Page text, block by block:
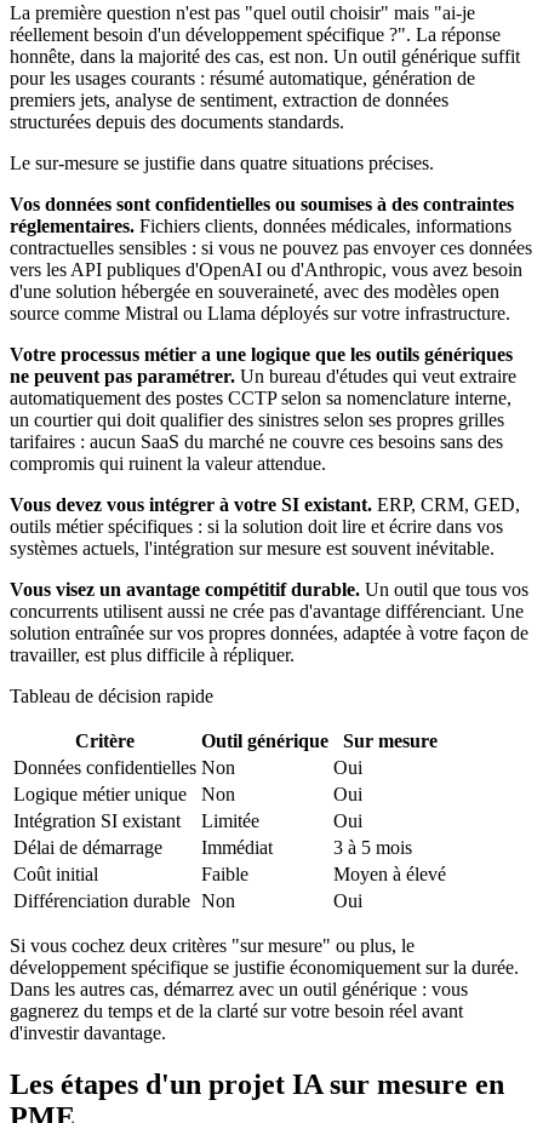
La première question n'est pas "quel outil choisir" mais "ai-je
réellement besoin d'un développement spécifique ?". La réponse
honnête, dans la majorité des cas, est non. Un outil générique suffit
pour les usages courants : résumé automatique, génération de
premiers jets, analyse de sentiment, extraction de données
structurées depuis des documents standards.
Le sur-mesure se justifie dans quatre situations précises.
Vos données sont confidentielles ou soumises à des contraintes
réglementaires. Fichiers clients, données médicales, informations
contractuelles sensibles : si vous ne pouvez pas envoyer ces données
vers les API publiques d'OpenAI ou d'Anthropic, vous avez besoin
d'une solution hébergée en souveraineté, avec des modèles open
source comme Mistral ou Llama déployés sur votre infrastructure.
Votre processus métier a une logique que les outils génériques
ne peuvent pas paramétrer. Un bureau d'études qui veut extraire
automatiquement des postes CCTP selon sa nomenclature interne,
un courtier qui doit qualifier des sinistres selon ses propres grilles
tarifaires : aucun SaaS du marché ne couvre ces besoins sans des
compromis qui ruinent la valeur attendue.
Vous devez vous intégrer à votre SI existant. ERP, CRM, GED,
outils métier spécifiques : si la solution doit lire et écrire dans vos
systèmes actuels, l'intégration sur mesure est souvent inévitable.
Vous visez un avantage compétitif durable. Un outil que tous vos
concurrents utilisent aussi ne crée pas d'avantage différenciant. Une
solution entraînée sur vos propres données, adaptée à votre façon de
travailler, est plus difficile à répliquer.
Tableau de décision rapide
Critère Outil générique
Sur mesure
Données confidentielles Non
Oui
Logique métier unique
Non
Oui
Intégration SI existant
Limitée
Oui
Délai de démarrage
Immédiat
3 à 5 mois
Coût initial
Faible
Moyen à élevé
Différenciation durable Non Oui
Si vous cochez deux critères "sur mesure" ou plus, le
développement spécifique se justifie économiquement sur la durée.
Dans les autres cas, démarrez avec un outil générique : vous
gagnerez du temps et de la clarté sur votre besoin réel avant
d'investir davantage.
Les étapes d'un projet IA sur mesure en
PME